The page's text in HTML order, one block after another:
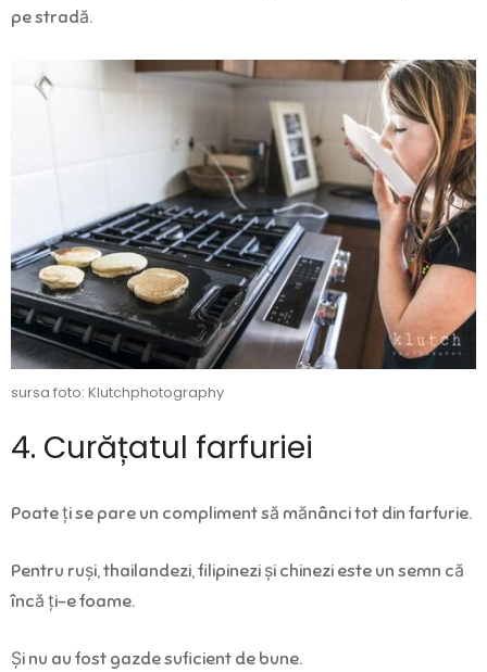
pe stradă.
sursa foto: Klutchphotography
4. Curățatul farfuriei
Poate ți se pare un compliment să mănânci tot din farfurie.
Pentru ruși, thailandezi, filipinezi și chinezi este un semn că
încă ți-e foame.
Și nu au fost gazde suficient de bune.